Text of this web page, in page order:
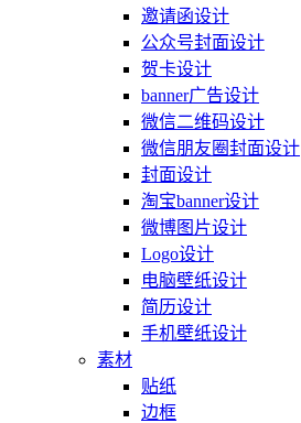
邀请函设计
公众号封面设计
贺卡设计
banner广告设计
微信二维码设计
微信朋友圈封面设计
封面设计
淘宝banner设计
微博图片设计
Logo设计
电脑壁纸设计
简历设计
手机壁纸设计
素材
贴纸
边框